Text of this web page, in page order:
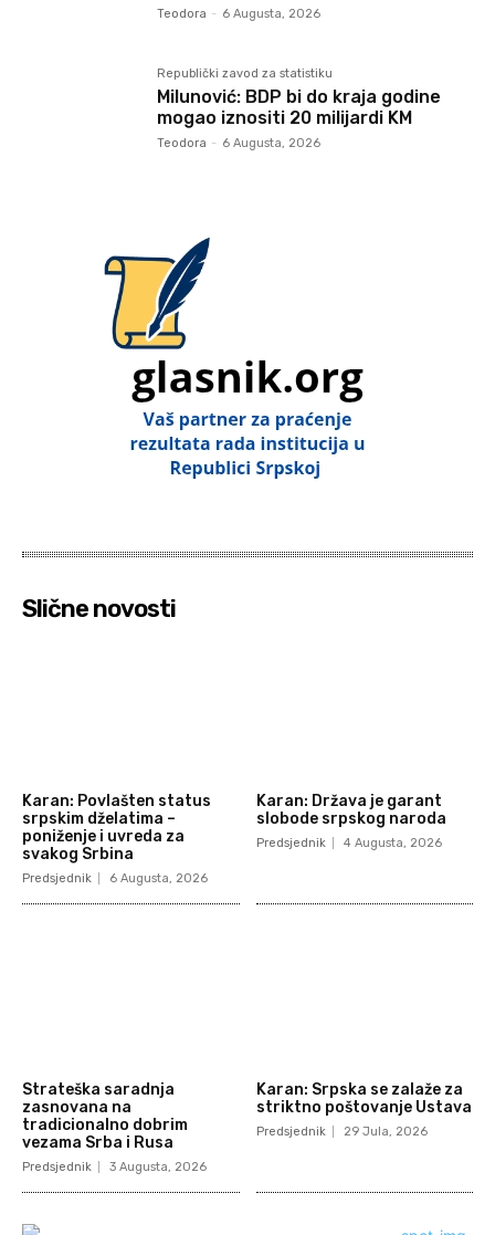
Teodora - 6 Augusta, 2026
Republički zavod za statistiku
Milunović: BDP bi do kraja godine
mogao iznositi 20 milijardi KM
Teodora - 6 Augusta, 2026
Slične novosti
Karan: Povlašten status
srpskim dželatima –
poniženje i uvreda za
svakog Srbina
Predsjednik 6 Augusta, 2026
Karan: Država je garant
slobode srpskog naroda
Predsjednik 4 Augusta, 2026
Strateška saradnja
zasnovana na
tradicionalno dobrim
vezama Srba i Rusa
Predsjednik 3 Augusta, 2026
Karan: Srpska se zalaže za
striktno poštovanje Ustava
Predsjednik 29 Jula, 2026